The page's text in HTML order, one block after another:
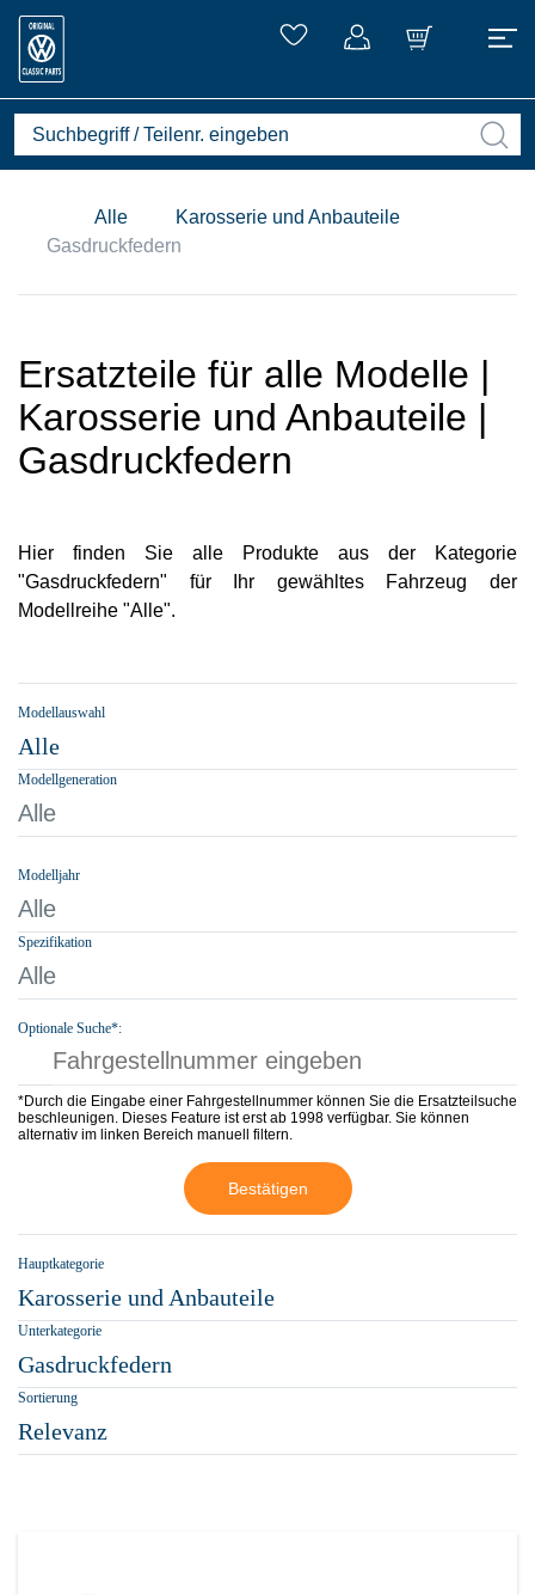
Alle
Karosserie und Anbauteile
Gasdruckfedern
Ersatzteile für alle Modelle |
Karosserie und Anbauteile |
Gasdruckfedern
Hier finden Sie alle Produkte aus der Kategorie
"Gasdruckfedern" für Ihr gewähltes Fahrzeug der
Modellreihe "Alle".
Modellauswahl
Alle
Modellgeneration
Alle
Modelljahr
Alle
Spezifikation
Alle
Optionale Suche*:
*Durch die Eingabe einer Fahrgestellnummer können Sie die Ersatzteilsuche
beschleunigen. Dieses Feature ist erst ab 1998 verfügbar. Sie können
alternativ im linken Bereich manuell filtern.
Bestätigen
Hauptkategorie
Karosserie und Anbauteile
Unterkategorie
Gasdruckfedern
Sortierung
Relevanz